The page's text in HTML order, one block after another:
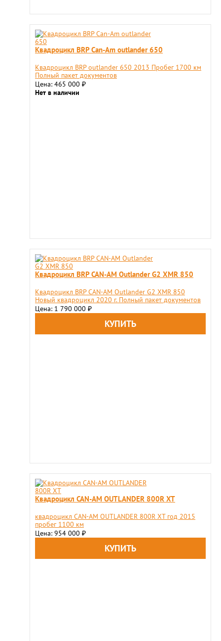
Квадроцикл BRP Can-Am outlander 650
Квадроцикл BRP outlander 650 2013 Пробег 1700 км
Полный пакет документов
Цена: 465 000 ₽
Нет в наличии
Квадроцикл BRP CAN-AM Outlander G2 XMR 850
Квадроцикл BRP CAN-AM Outlander G2 XMR 850
Новый квадроцикл 2020 г. Полный пакет документов
Цена: 1 790 000 ₽
Квадроцикл CAN-AM OUTLANDER 800R XT
квадроцикл CAN-AM OUTLANDER 800R XT год 2015
пробег 1100 км
Цена: 954 000 ₽